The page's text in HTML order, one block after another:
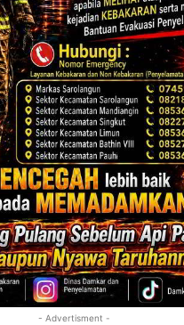
- Advertisment -